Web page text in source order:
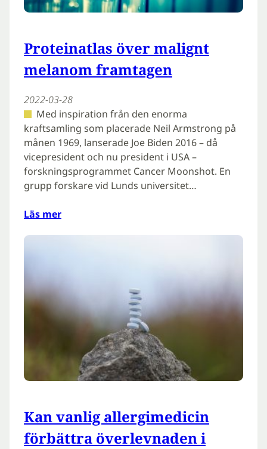
Proteinatlas över malignt
melanom framtagen
2022-03-28
Med inspiration från den enorma
kraftsamling som placerade Neil Armstrong på
månen 1969, lanserade Joe Biden 2016 – då
vicepresident och nu president i USA –
forskningsprogrammet Cancer Moonshot. En
grupp forskare vid Lunds universitet…
Läs mer
Kan vanlig allergimedicin
förbättra överlevnaden i